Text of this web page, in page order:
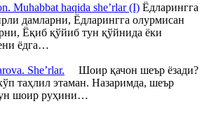
Muhabbat haqida she’rlar (I) Ёдларингга
дамларни, Ёдларингга олурмисан
Ёқиб қўйиб тун қўйнида ёки
ёдга…
She’rlar. Шоир қачон шеър ёзади?
таҳлил этаман. Назаримда, шеър
шоир руҳини…